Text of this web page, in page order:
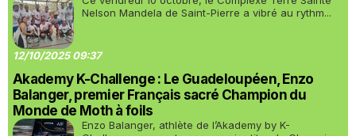
Nelson Mandela de Saint-Pierre a vibré au rythm...
12/10/2025 09:37
Akademy K-Challenge : Le Guadeloupéen, Enzo
Balanger, premier Français sacré Champion du
Monde de Moth à foils
Enzo Balanger, athlète de l’Akademy by K-